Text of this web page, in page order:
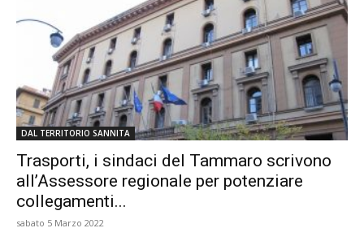
DAL TERRITORIO SANNITA
Trasporti, i sindaci del Tammaro scrivono
all’Assessore regionale per potenziare
collegamenti...
sabato 5 Marzo 2022